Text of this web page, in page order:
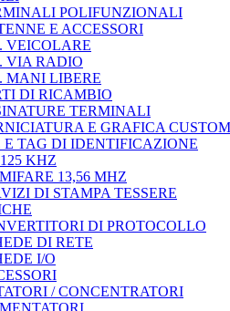
POLIFUNZIONALI
E ACCESSORI
VEICOLARE
VIA RADIO
MANI LIBERE
DI RICAMBIO
TERMINALI
E GRAFICA CUSTOM
E TAG DI IDENTIFICAZIONE
KHZ
13,56 MHZ
DI STAMPA TESSERE
DI PROTOCOLLO
DI RETE
I/O
/ CONCENTRATORI